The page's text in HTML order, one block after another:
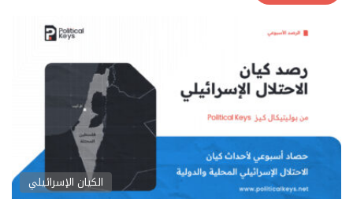
الكيان الإسرائيلي